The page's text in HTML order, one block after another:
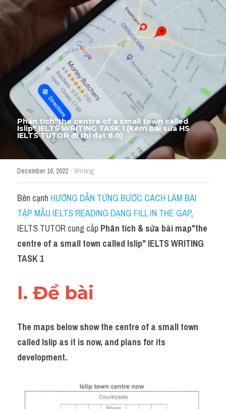
Thư Tín
Mixed
SGK
Vocabularies
Đề writing theo topic
Pie
Line graph
Bar chart
Đề thi thật IELTS GENERAL
Task 2
Từ vựng theo topic
Grammar
Map
Cam
Đề thi thật Task 1
Thành tích học viên
Phân tích"the centre of a small town called
Islip" IELTS WRITING TASK 1 (Kèm bài sửa HS
IELTS TUTOR đi thi đạt 6.0)
December 16, 2022 · Writing
Bên cạnh HƯỚNG DẪN TỪNG BƯỚC CÁCH LÀM BÀI
TẬP MẪU IELTS READING DẠNG FILL IN THE GAP,
IELTS TUTOR cung cấp Phân tích & sửa bài map"the
centre of a small town called Islip" IELTS WRITING
TASK 1
I. Đề bài
The maps below show the centre of a small town
called Islip as it is now, and plans for its
development.